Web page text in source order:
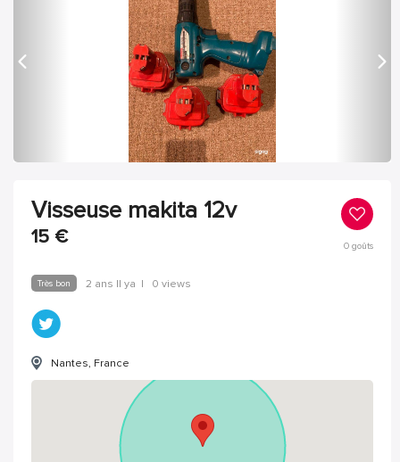
Visseuse makita 12v
15 € 0goûts
Très bon 2 ans Il ya | 0 views
Nantes, France